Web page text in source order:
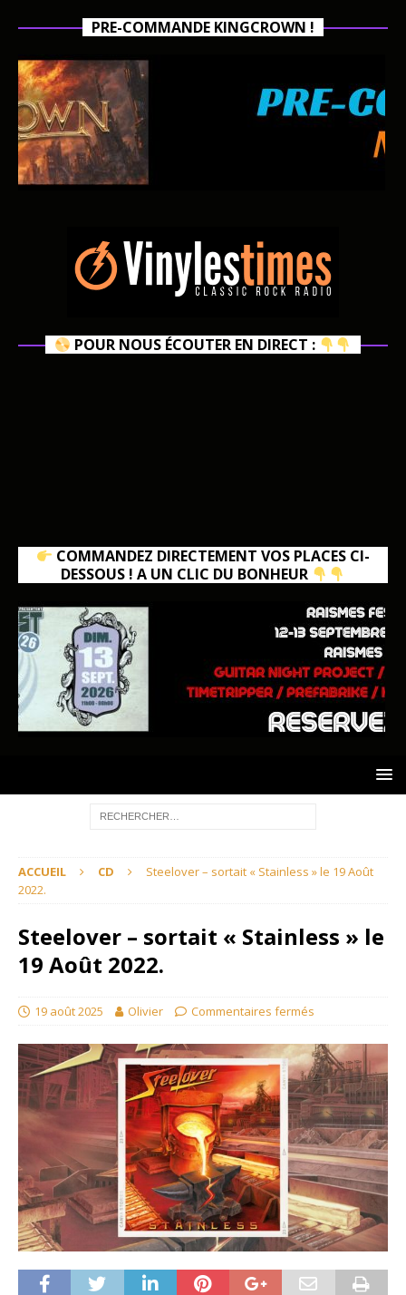
PRE-COMMANDE KINGCROWN !
POUR NOUS ÉCOUTER EN DIRECT :
COMMANDEZ DIRECTEMENT VOS PLACES CI-
DESSOUS ! A UN CLIC DU BONHEUR
ACCUEIL CD
Steelover – sortait « Stainless » le 19 Août
2022.
Steelover – sortait « Stainless » le
19 Août 2022.
19 août 2025 Olivier Commentaires fermés